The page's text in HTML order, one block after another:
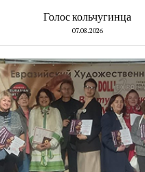
Голос кольчугинца
07.08.2026